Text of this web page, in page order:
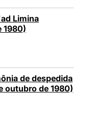
Limina
1980)
de despedida
outubro de 1980)